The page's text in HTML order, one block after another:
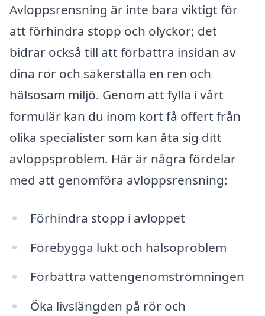
Avloppsrensning är inte bara viktigt för
att förhindra stopp och olyckor; det
bidrar också till att förbättra insidan av
dina rör och säkerställa en ren och
hälsosam miljö. Genom att fylla i vårt
formulär kan du inom kort få offert från
olika specialister som kan åta sig ditt
avloppsproblem. Här är några fördelar
med att genomföra avloppsrensning:
Förhindra stopp i avloppet
Förebygga lukt och hälsoproblem
Förbättra vattengenomströmningen
Öka livslängden på rör och